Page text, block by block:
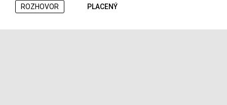
ROZHOVOR PLACENÝ